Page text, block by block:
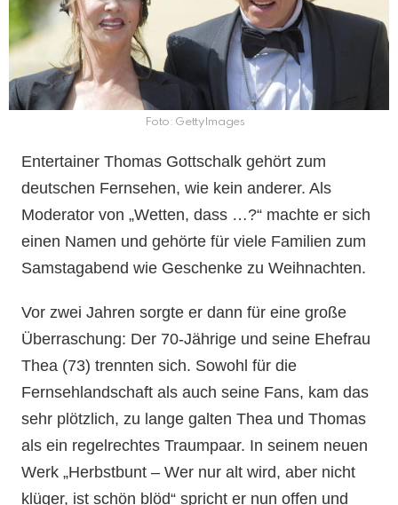
Foto: GettyImages
Entertainer Thomas Gottschalk gehört zum
deutschen Fernsehen, wie kein anderer. Als
Moderator von „Wetten, dass …?“ machte er sich
einen Namen und gehörte für viele Familien zum
Samstagabend wie Geschenke zu Weihnachten.
Vor zwei Jahren sorgte er dann für eine große
Überraschung: Der 70-Jährige und seine Ehefrau
Thea (73) trennten sich. Sowohl für die
Fernsehlandschaft als auch seine Fans, kam das
sehr plötzlich, zu lange galten Thea und Thomas
als ein regelrechtes Traumpaar. In seinem neuen
Werk „Herbstbunt – Wer nur alt wird, aber nicht
klüger, ist schön blöd“ spricht er nun offen und